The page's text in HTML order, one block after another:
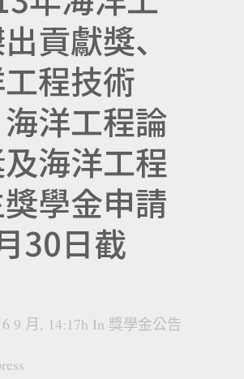
貢獻獎、
程技術
洋工程論
海洋工程
學金申請
30日截
9 月, 14:17h In 獎學金公告